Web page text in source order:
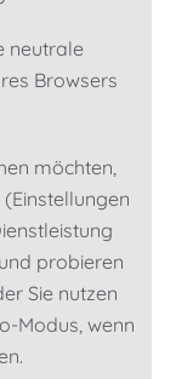
neutrale
Browsers
möchten,
probieren
Sie nutzen
Modus, wenn